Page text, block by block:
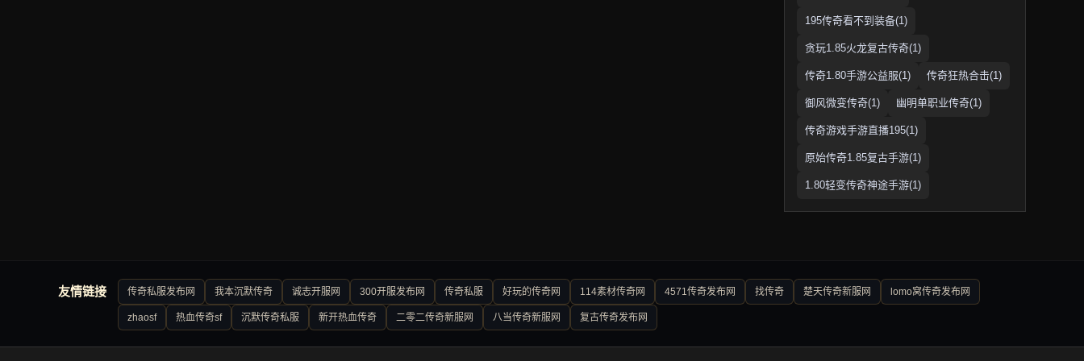
195传奇看不到装备(1)
贪玩1.85火龙复古传奇(1)
传奇1.80手游公益服(1) 传奇狂热合击(1)
御风微变传奇(1) 幽明单职业传奇(1)
传奇游戏手游直播195(1)
原始传奇1.85复古手游(1)
1.80轻变传奇神途手游(1)
友情链接 传奇私服发布网 我本沉默传奇 诚志开服网 300开服发布网 传奇私服 好玩的传奇网 114素材传奇网 4571传奇发布网 找传奇 楚天传奇新服网 lomo窝传奇发布网
zhaosf 热血传奇sf 沉默传奇私服 新开热血传奇 二零二传奇新服网 八当传奇新服网 复古传奇发布网